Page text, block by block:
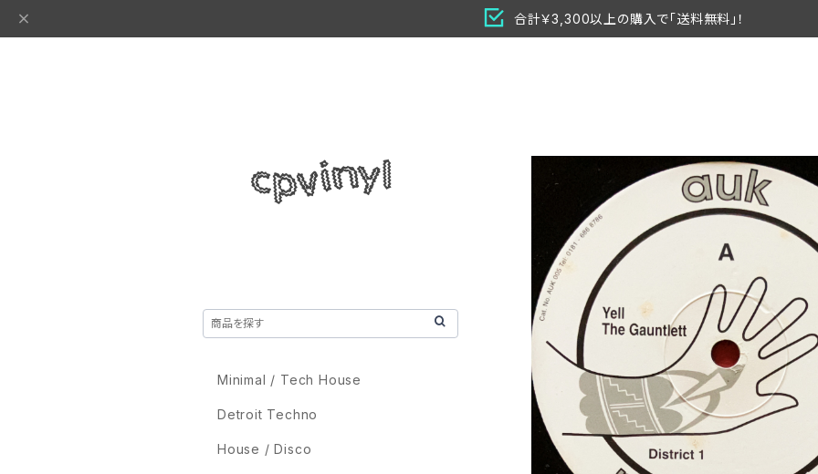
合計￥3,300以上の購入で「送料無料」！
Minimal / Tech House
Detroit Techno
House / Disco